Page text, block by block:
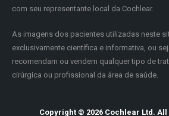
com seu representante local da Cochlear.
As imagens dos pacientes utilizadas neste
exclusivamente científica e informativa, ou
recomendam ou vendem qualquer tipo de
cirúrgica ou profissional da área de saúde.
Copyright © 2026 Cochlear Ltd.